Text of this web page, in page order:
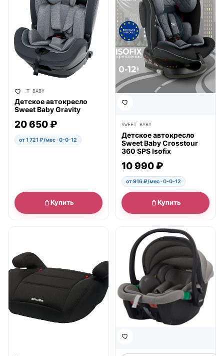
SWEET BABY
Детское автокресло
Sweet Baby Gravity
20 650 ₽
от 1 721 ₽/мес · 0-0-12
Купить
SWEET BABY
Детское автокресло
Sweet Baby Crosstour
360 SPS Isofix
10 990 ₽
от 916 ₽/мес · 0-0-12
Купить